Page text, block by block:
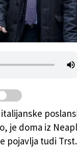
študent
je doma iz
pojavlja tudi